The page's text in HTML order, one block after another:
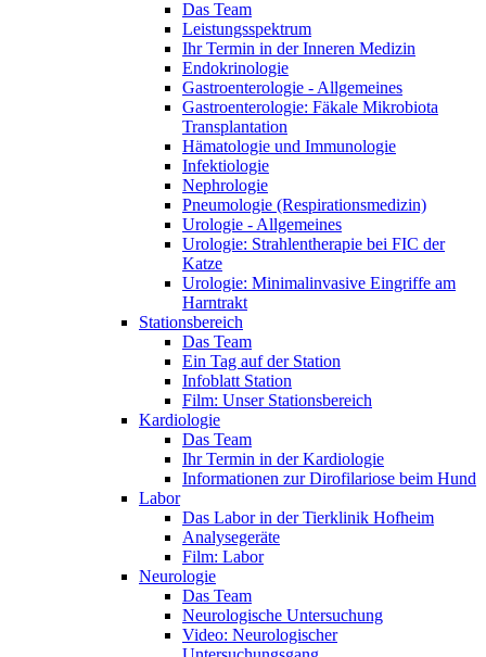
Das Team
Leistungsspektrum
Ihr Termin in der Inneren Medizin
Endokrinologie
Gastroenterologie - Allgemeines
Gastroenterologie: Fäkale Mikrobiota
Transplantation
Hämatologie und Immunologie
Infektiologie
Nephrologie
Pneumologie (Respirationsmedizin)
Urologie - Allgemeines
Urologie: Strahlentherapie bei FIC der
Katze
Urologie: Minimalinvasive Eingriffe am
Harntrakt
Stationsbereich
Das Team
Ein Tag auf der Station
Infoblatt Station
Film: Unser Stationsbereich
Kardiologie
Das Team
Ihr Termin in der Kardiologie
Informationen zur Dirofilariose beim Hund
Labor
Das Labor in der Tierklinik Hofheim
Analysegeräte
Film: Labor
Neurologie
Das Team
Neurologische Untersuchung
Video: Neurologischer